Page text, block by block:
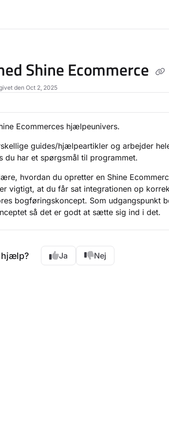
Shine Ecommerce
den Oct 2, 2025
Ecommerces hjælpeunivers.
guides/hjælpeartikler og arbejder
har et spørgsmål til programmet.
hvordan du opretter en Shine
vigtigt, at du får sat integrationen op
bogføringskoncept. Som udgangspunkt
så det er godt at sætte sig ind i det.
hjælp? Ja Nej